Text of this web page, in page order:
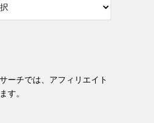
ーチでは、アフィリエイト
す。